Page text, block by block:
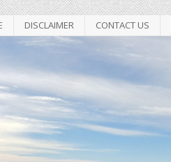
DISCLAIMER CONTACT US